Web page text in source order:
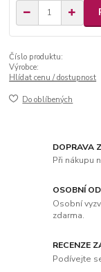
Číslo produktu:
Výrobce:
Hlídat cenu / dostupnost
Do oblíbených
DOPRAVA
Při nákupu
OSOBNÍ
Osobní
zdarma.
RECENZE
Podívejte